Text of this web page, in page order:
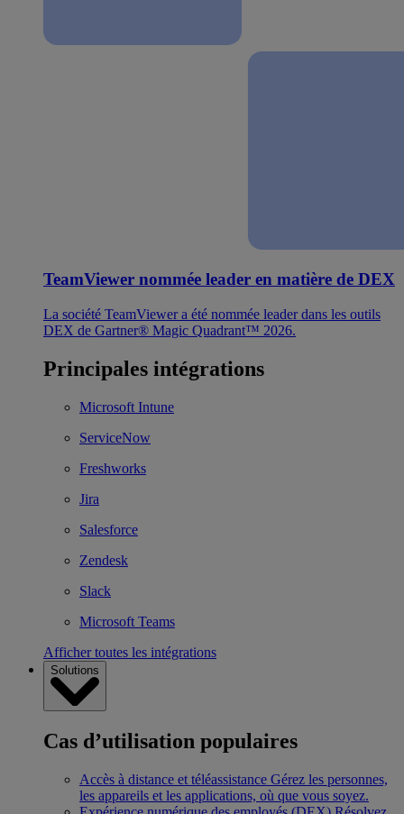
TeamViewer nommée leader en matière de DEX
La société TeamViewer a été nommée leader dans les outils
DEX de Gartner® Magic Quadrant™ 2026.
Principales intégrations
Microsoft Intune
ServiceNow
Freshworks
Jira
Salesforce
Zendesk
Slack
Microsoft Teams
Afficher toutes les intégrations
Solutions
Cas d’utilisation populaires
Accès à distance et téléassistance Gérez les personnes,
les appareils et les applications, où que vous soyez.